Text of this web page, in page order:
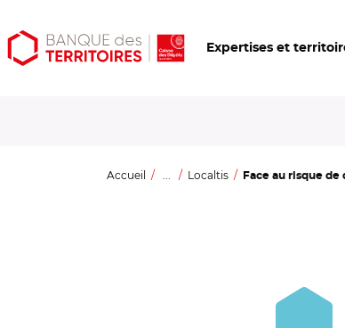
Aller
au
Aller
au
Ouvrir
les
Expertises et
Accueil ... Localtis Face au risque de